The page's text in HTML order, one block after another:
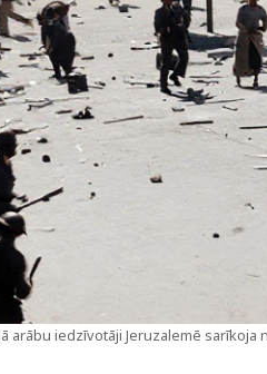
arābu iedzīvotāji Jeruzalemē